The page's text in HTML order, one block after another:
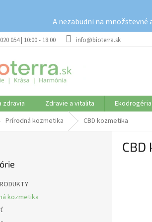
A nezabudni na množstevné
054 | 10:00 - 18:00 info@bioterra.sk
zdravia Zdravie a vitalita Ekodrogéria
Prírodná kozmetika CBD kozmetika
kozmetika